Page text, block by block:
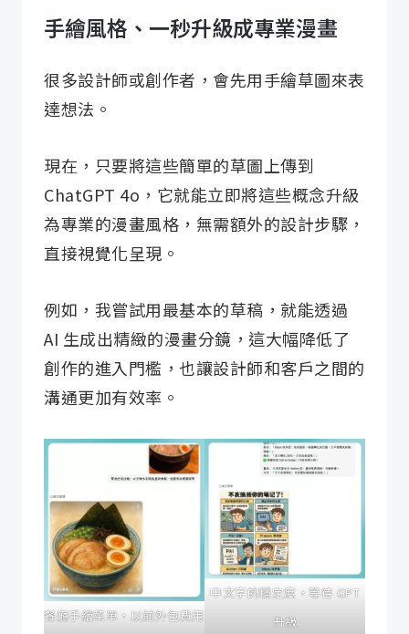
手繪風格、一秒升級成專業漫畫
很多設計師或創作者，會先用手繪草圖來表
達想法。
現在，只要將這些簡單的草圖上傳到
ChatGPT 4o，它就能立即將這些概念升級
為專業的漫畫風格，無需額外的設計步驟，
直接視覺化呈現。
例如，我嘗試用最基本的草稿，就能透過
AI 生成出精緻的漫畫分鏡，這大幅降低了
創作的進入門檻，也讓設計師和客戶之間的
溝通更加有效率。
餐廳手繪菜單，以前外包費用
中文字的穩定度，等待 GPT
升級